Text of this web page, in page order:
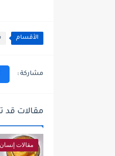
الأقسام
مقالات قد
مقالات إنسان